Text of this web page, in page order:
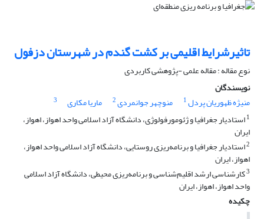
تاثیرشرایط اقلیمی بر کشت گندم در شهرستان دزفول
نوع مقاله : مقاله علمی -پژوهشی کاربردی
نویسندگان
منیژه ظهوریان پردل1 منوچهر جوانمردی2 ماریا مکاری
3
1استادیار جغرافیا و ژئومورفولوژی، دانشگاه آزاد اسلامی واحد اهواز، اهواز،
ایران
2استادیار جغرافیا و برنامه‌ریزی روستایی، دانشگاه آزاد اسلامی واحد اهواز،
اهواز، ایران
3کارشناسی ارشد اقلیم‌شناسی و برنامه‌ریزی محیطی، دانشگاه آزاد اسلامی
واحد اهواز، اهواز، ایران
چکیده